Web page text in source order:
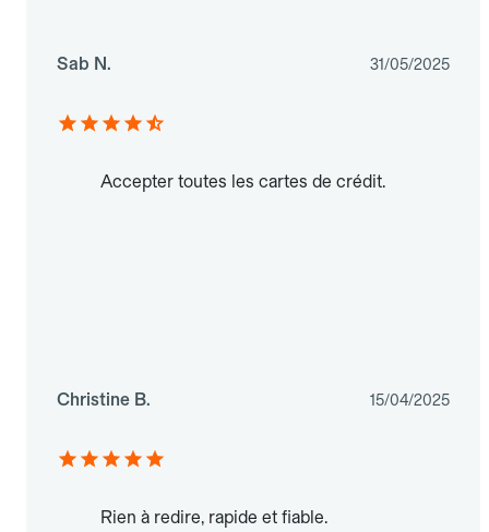
Sab N. 31/05/2025
Accepter toutes les cartes de crédit.
Christine B. 15/04/2025
Rien à redire, rapide et fiable.